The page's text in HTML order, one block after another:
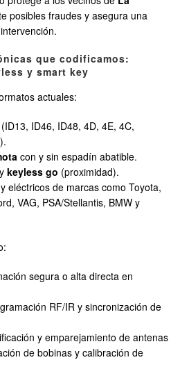
posibles fraudes y asegura una
que codificamos:
y smart key
actuales:
ID46, ID48, 4D, 4E, 4C,
con y sin espadín abatible.
ykeyless go (proximidad).
eléctricos de marcas como Toyota,
VAG, PSA/Stellantis, BMW y
segura o alta directa en
RF/IR y sincronización de
y emparejamiento de antenas
de bobinas y calibración de